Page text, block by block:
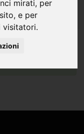
mirati, per
e per
visitatori.